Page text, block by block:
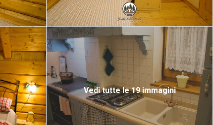
Vedi tutte le 19 immagini